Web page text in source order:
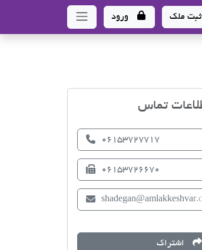
ثبت ملک ورود
تماس
06153727717
06153726670
اشتراک